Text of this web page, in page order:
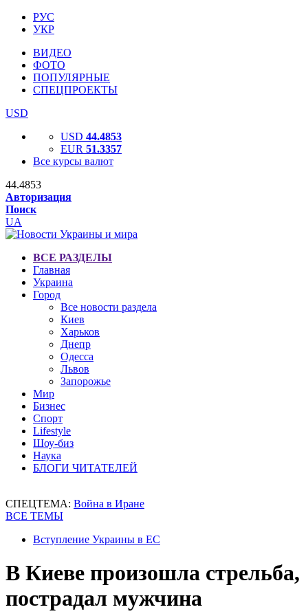
РУС
УКР
ВИДЕО
ФОТО
ПОПУЛЯРНЫЕ
СПЕЦПРОЕКТЫ
USD
USD 44.4853
EUR 51.3357
Все курсы валют
44.4853
Авторизация
Поиск
UA
ВСЕ РАЗДЕЛЫ
Главная
Украина
Город
Все новости раздела
Киев
Харьков
Днепр
Одесса
Львов
Запорожье
Мир
Бизнес
Спорт
Lifestyle
Шоу-биз
Наука
БЛОГИ ЧИТАТЕЛЕЙ
СПЕЦТЕМА: Война в Иране
ВСЕ ТЕМЫ
Вступление Украины в ЕС
В Киеве произошла стрельба,
пострадал мужчина